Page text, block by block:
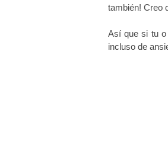
también! Creo
Así que si tu o
incluso de